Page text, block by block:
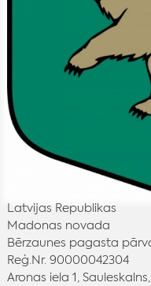
Latvijas Republikas
Madonas novada
Bērzaunes pagasta
Reģ.Nr. 90000042304
Aronas iela 1, Sauleskalns,